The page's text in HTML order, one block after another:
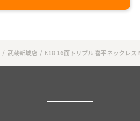
武蔵新城店 K18 16面トリプル 喜平ネックレス